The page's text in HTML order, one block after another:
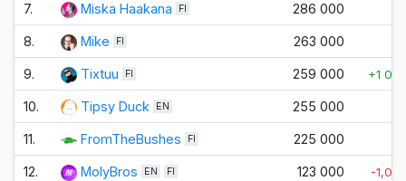
7. Miska Haakana FI 286 000
8. Mike FI 263 000
9. Tixtuu FI 259 000 +1
10. Tipsy Duck EN 255 000
11. FromTheBushes FI 225 000
12. MolyBros EN FI 123 000 -